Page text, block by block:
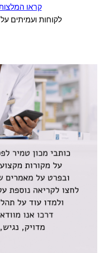
קראו
לקוחות ועמיתים